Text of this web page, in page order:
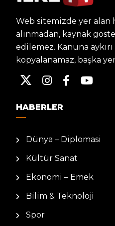
Web sitemizde yer
alınmadan, kaynak
edilemez. Kanuna
kopyalanamaz, başka
HABERLER
Dünya – Diplomasi
Kültür Sanat
Ekonomi – Emek
Bilim & Teknoloji
Spor